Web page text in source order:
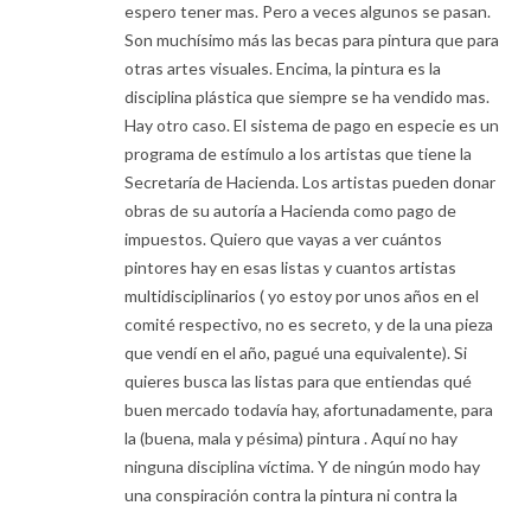
espero tener mas. Pero a veces algunos se pasan.
Son muchísimo más las becas para pintura que para
otras artes visuales. Encima, la pintura es la
disciplina plástica que siempre se ha vendido mas.
Hay otro caso. El sistema de pago en especie es un
programa de estímulo a los artistas que tiene la
Secretaría de Hacienda. Los artistas pueden donar
obras de su autoría a Hacienda como pago de
impuestos. Quiero que vayas a ver cuántos
pintores hay en esas listas y cuantos artistas
multidisciplinarios ( yo estoy por unos años en el
comité respectivo, no es secreto, y de la una pieza
que vendí en el año, pagué una equivalente). Si
quieres busca las listas para que entiendas qué
buen mercado todavía hay, afortunadamente, para
la (buena, mala y pésima) pintura . Aquí no hay
ninguna disciplina víctima. Y de ningún modo hay
una conspiración contra la pintura ni contra la